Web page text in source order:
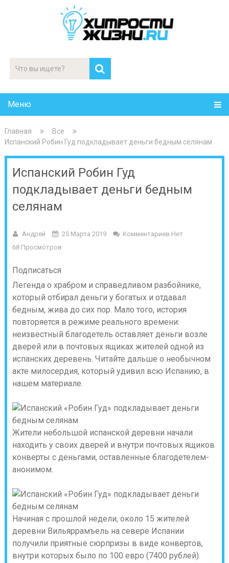
Меню
Главная
Все
Испанский Робин Гуд подкладывает деньги бедным селянам
Испанский Робин Гуд
подкладывает деньги бедным
селянам
Андрей 25 Марта 2019
Комментариев Нет
68 Просмотров
Подписаться
Легенда о храбром и справедливом разбойнике,
который отбирал деньги у богатых и отдавал
бедным, жива до сих пор. Мало того, история
повторяется в режиме реального времени:
неизвестный благодетель оставляет деньги возле
дверей или в почтовых ящиках жителей одной из
испанских деревень. Читайте дальше о необычном
акте милосердия, который удивил всю Испанию, в
нашем материале.
Жители небольшой испанской деревни начали
находить у своих дверей и внутри почтовых ящиков
конверты с деньгами, оставленные благодетелем-
анонимом.
Начиная с прошлой недели, около 15 жителей
деревни Вильяррамъель на севере Испании
получили приятные сюрпризы в виде конвертов,
внутри которых было по 100 евро (7400 рублей).